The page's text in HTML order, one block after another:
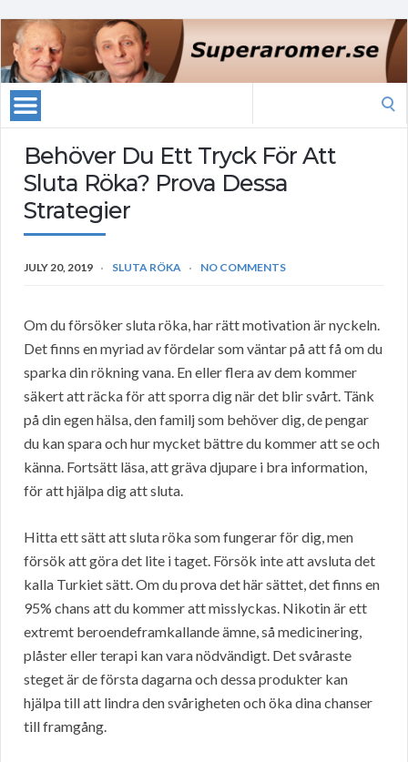
Behöver Du Ett Tryck För Att
Sluta Röka? Prova Dessa
Strategier
JULY 20, 2019 SLUTA RÖKA NO COMMENTS
Om du försöker sluta röka, har rätt motivation är nyckeln.
Det finns en myriad av fördelar som väntar på att få om du
sparka din rökning vana. En eller flera av dem kommer
säkert att räcka för att sporra dig när det blir svårt. Tänk
på din egen hälsa, den familj som behöver dig, de pengar
du kan spara och hur mycket bättre du kommer att se och
känna. Fortsätt läsa, att gräva djupare i bra information,
för att hjälpa dig att sluta.
Hitta ett sätt att sluta röka som fungerar för dig, men
försök att göra det lite i taget. Försök inte att avsluta det
kalla Turkiet sätt. Om du prova det här sättet, det finns en
95% chans att du kommer att misslyckas. Nikotin är ett
extremt beroendeframkallande ämne, så medicinering,
plåster eller terapi kan vara nödvändigt. Det svåraste
steget är de första dagarna och dessa produkter kan
hjälpa till att lindra den svårigheten och öka dina chanser
till framgång.